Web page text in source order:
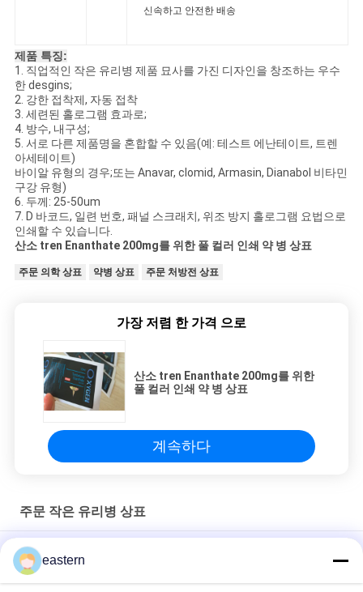
신속하고 안전한 배송
제품 특징:
1. 직업적인 작은 유리병 제품 묘사를 가진 디자인을 창조하는 우수
한 desgins;
2. 강한 접착제, 자동 접착
3. 세련된 홀로그램 효과로;
4. 방수, 내구성;
5. 서로 다른 제품명을 혼합할 수 있음(예: 테스트 에난테이트, 트렌
아세테이트)
바이알 유형의 경우;또는 Anavar, clomid, Armasin, Dianabol 비타민
구강 유형)
6. 두께: 25-50um
7. D 바코드, 일련 번호, 패널 스크래치, 위조 방지 홀로그램 요법으로
인쇄할 수 있습니다.
산소 tren Enanthate 200mg를 위한 풀 컬러 인쇄 약 병 상표
주문 의학 상표 약병 상표 주문 처방전 상표
가장 저렴 한 가격 으로
산소 tren Enanthate 200mg를 위한
풀 컬러 인쇄 약 병 상표
계속하다
주문 작은 유리병 상표
Sus 250 10ml 유리 바이알 라벨
10ml 병용 맞춤형 인쇄 스티커 개인화된 라벨
eastern